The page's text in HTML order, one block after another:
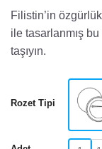
Filistin’in
ile tasarlanmış bu
taşıyın.
Rozet Tipi